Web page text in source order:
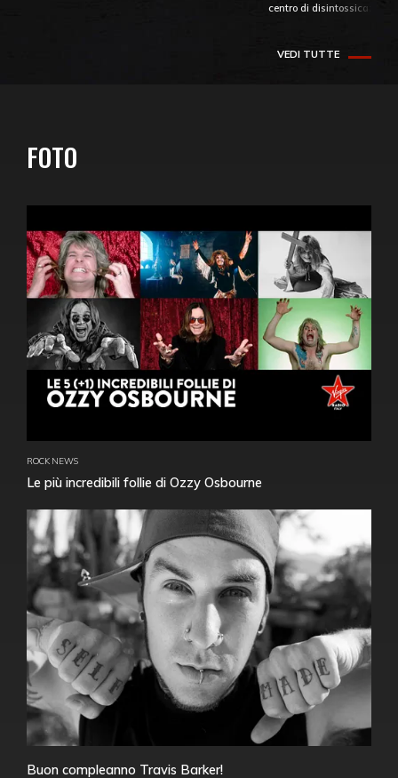
centro di
VEDI TUTTE
FOTO
ROCK NEWS
Le più incredibili follie di Ozzy Osbourne
Buon compleanno Travis Barker!